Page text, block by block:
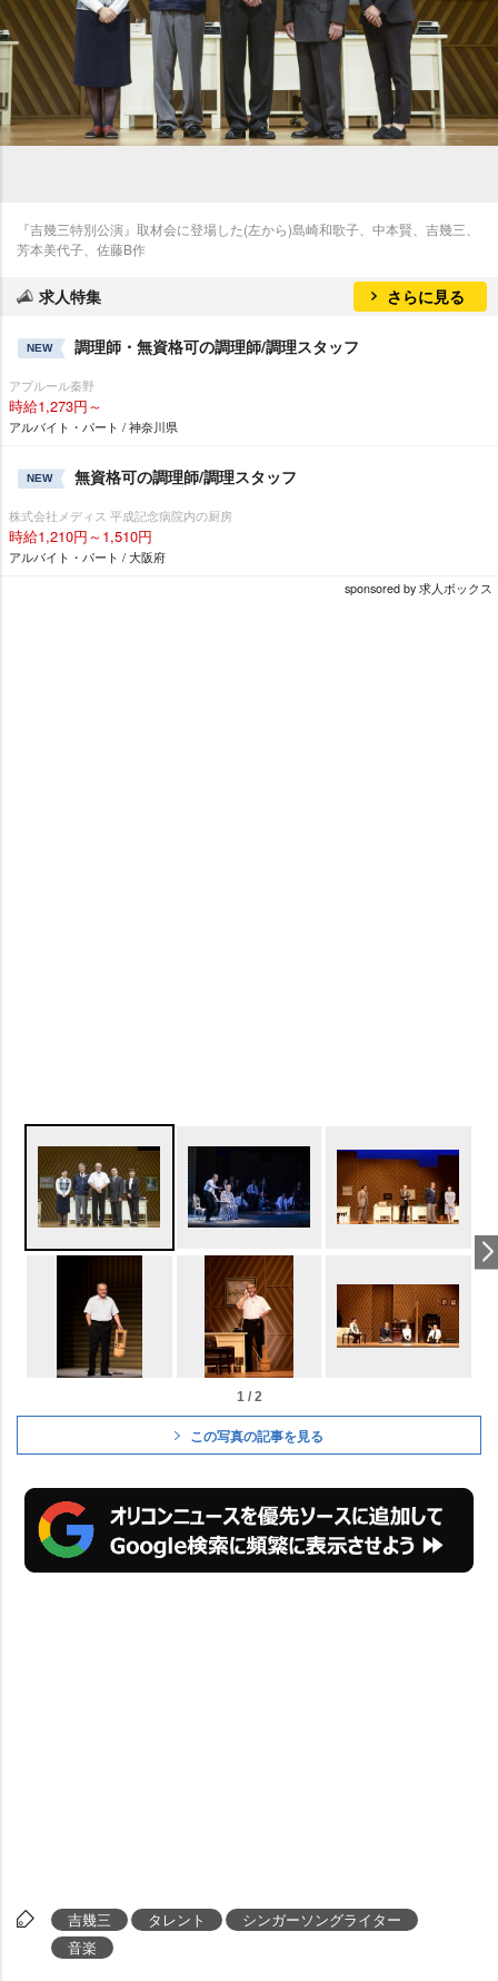
『吉幾三特別公演』取材会に登場した(左から)島崎和歌子、中本賢、吉幾三、
芳本美代子、佐藤B作
求人特集 さらに見る
NEW 調理師・無資格可の調理師/調理スタッフ
アプルール秦野
時給1,273円～
アルバイト・パート / 神奈川県
NEW 無資格可の調理師/調理スタッフ
株式会社メディス 平成記念病院内の厨房
時給1,210円～1,510円
アルバイト・パート / 大阪府
sponsored by 求人ボックス
1 / 2
この写真の記事を見る
吉幾三 タレント
シンガーソングライター
音楽